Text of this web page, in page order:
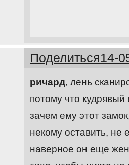
Поделиться14-
ричард, лень
потому что
зачем ему этот
некому оставить, не
наверное он еще